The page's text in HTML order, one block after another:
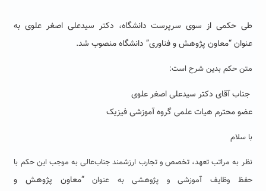
طی حکمی از سوی سرپرست دانشگاه، دکتر سیدعلی اصغر علوی به
عنوان “معاون پژوهش و فناوری” دانشگاه منصوب شد.
متن حکم بدین شرح است:
جناب آقای دکتر سیدعلی اصغر علوی
عضو محترم هیات علمی گروه آموزشی فیزیک
با سلام
نظر به مراتب تعهد، تخصص و تجارب ارزشمند جناب‌عالی به موجب این حکم با
حفظ وظایف آموزشی و پژوهشی به عنوان“معاون پژوهش و